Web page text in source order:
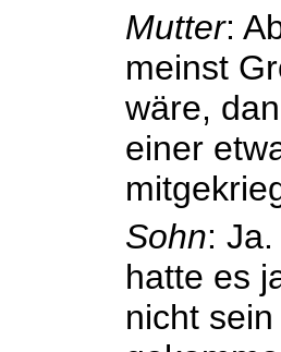
Mutter:
meinst
wäre,
einer
Sohn:
hatte es
nicht